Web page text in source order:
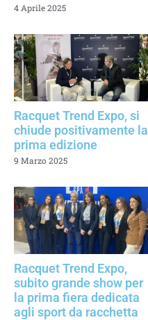
4 Aprile 2025
Racquet Trend Expo, si
chiude positivamente la
prima edizione
9 Marzo 2025
Racquet Trend Expo,
subito grande show per
la prima fiera dedicata
agli sport da racchetta